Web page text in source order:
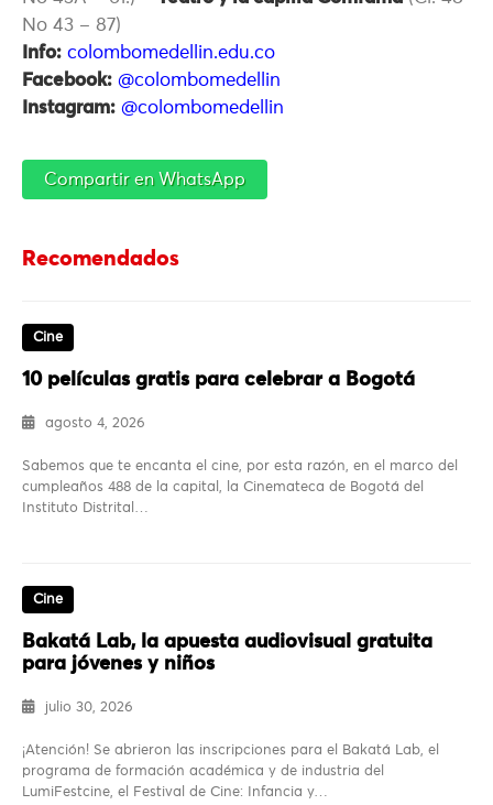
No 43 – 87)
Info: colombomedellin.edu.co
Facebook: @colombomedellin
Instagram: @colombomedellin
Compartir en WhatsApp
Recomendados
Cine
10 películas gratis para celebrar a Bogotá
agosto 4, 2026
Sabemos que te encanta el cine, por esta razón, en el marco del
cumpleaños 488 de la capital, la Cinemateca de Bogotá del
Instituto Distrital…
Cine
Bakatá Lab, la apuesta audiovisual gratuita
para jóvenes y niños
julio 30, 2026
¡Atención! Se abrieron las inscripciones para el Bakatá Lab, el
programa de formación académica y de industria del
LumiFestcine, el Festival de Cine: Infancia y…